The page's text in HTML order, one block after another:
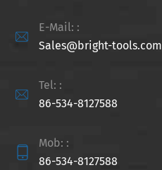

E-Mail: :
Sales@bright-tools.com

Tel: :
86-534-8127588

Mob: :
86-534-8127588